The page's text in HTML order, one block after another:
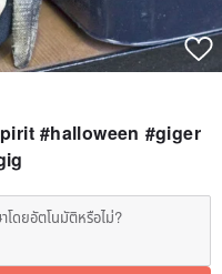
#halloween #giger
โดยอัตโนมัติหรือไม่?